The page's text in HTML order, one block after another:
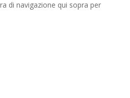
di navigazione qui sopra per